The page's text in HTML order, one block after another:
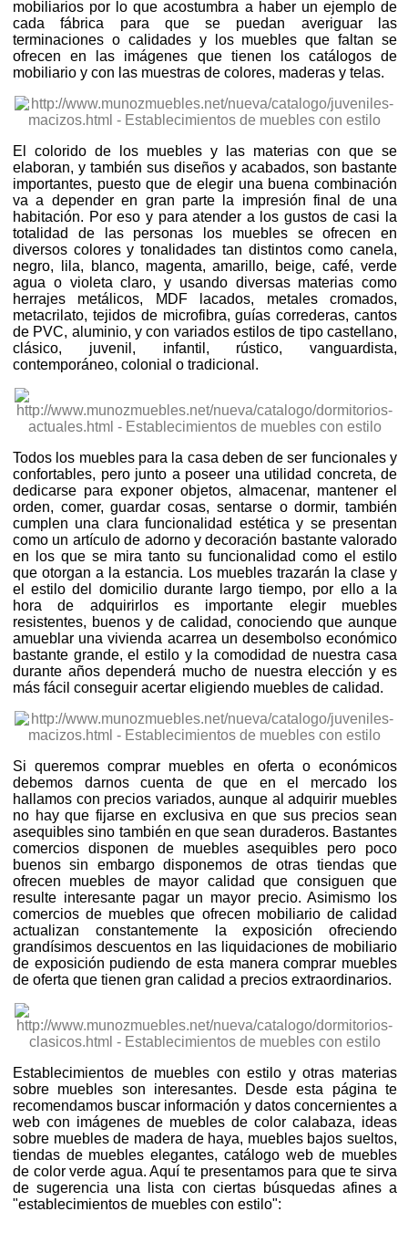
mobiliarios por lo que acostumbra a haber un ejemplo de
cada fábrica para que se puedan averiguar las
terminaciones o calidades y los muebles que faltan se
ofrecen en las imágenes que tienen los catálogos de
mobiliario y con las muestras de colores, maderas y telas.
El colorido de los muebles y las materias con que se
elaboran, y también sus diseños y acabados, son bastante
importantes, puesto que de elegir una buena combinación
va a depender en gran parte la impresión final de una
habitación. Por eso y para atender a los gustos de casi la
totalidad de las personas los muebles se ofrecen en
diversos colores y tonalidades tan distintos como canela,
negro, lila, blanco, magenta, amarillo, beige, café, verde
agua o violeta claro, y usando diversas materias como
herrajes metálicos, MDF lacados, metales cromados,
metacrilato, tejidos de microfibra, guías correderas, cantos
de PVC, aluminio, y con variados estilos de tipo castellano,
clásico, juvenil, infantil, rústico, vanguardista,
contemporáneo, colonial o tradicional.
Todos los muebles para la casa deben de ser funcionales y
confortables, pero junto a poseer una utilidad concreta, de
dedicarse para exponer objetos, almacenar, mantener el
orden, comer, guardar cosas, sentarse o dormir, también
cumplen una clara funcionalidad estética y se presentan
como un artículo de adorno y decoración bastante valorado
en los que se mira tanto su funcionalidad como el estilo
que otorgan a la estancia. Los muebles trazarán la clase y
el estilo del domicilio durante largo tiempo, por ello a la
hora de adquirirlos es importante elegir muebles
resistentes, buenos y de calidad, conociendo que aunque
amueblar una vivienda acarrea un desembolso económico
bastante grande, el estilo y la comodidad de nuestra casa
durante años dependerá mucho de nuestra elección y es
más fácil conseguir acertar eligiendo muebles de calidad.
Si queremos comprar muebles en oferta o económicos
debemos darnos cuenta de que en el mercado los
hallamos con precios variados, aunque al adquirir muebles
no hay que fijarse en exclusiva en que sus precios sean
asequibles sino también en que sean duraderos. Bastantes
comercios disponen de muebles asequibles pero poco
buenos sin embargo disponemos de otras tiendas que
ofrecen muebles de mayor calidad que consiguen que
resulte interesante pagar un mayor precio. Asimismo los
comercios de muebles que ofrecen mobiliario de calidad
actualizan constantemente la exposición ofreciendo
grandísimos descuentos en las liquidaciones de mobiliario
de exposición pudiendo de esta manera comprar muebles
de oferta que tienen gran calidad a precios extraordinarios.
Establecimientos de muebles con estilo y otras materias
sobre muebles son interesantes. Desde esta página te
recomendamos buscar información y datos concernientes a
web con imágenes de muebles de color calabaza, ideas
sobre muebles de madera de haya, muebles bajos sueltos,
tiendas de muebles elegantes, catálogo web de muebles
de color verde agua. Aquí te presentamos para que te sirva
de sugerencia una lista con ciertas búsquedas afines a
"establecimientos de muebles con estilo":